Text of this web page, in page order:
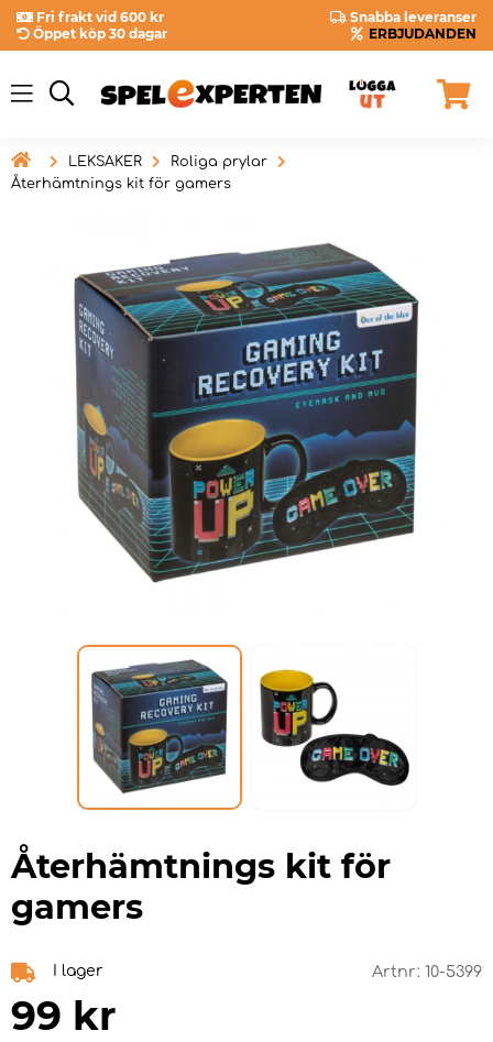
Fri frakt vid 600 kr
Snabba leveranser
Öppet köp 30 dagar
ERBJUDANDEN
 LEKSAKER
Roliga prylar
Återhämtnings kit för gamers
Återhämtnings kit för
gamers
I lager Artnr: 10-5399
99 kr